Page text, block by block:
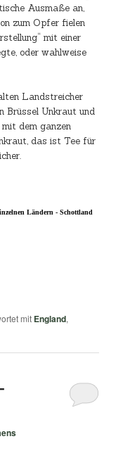
Ausmaße an,
zum Opfer fielen
mit einer
oder wahlweise
Landstreicher
Brüssel Unkraut und
dem ganzen
das ist Tee für
Ländern - Schottland
mit England,